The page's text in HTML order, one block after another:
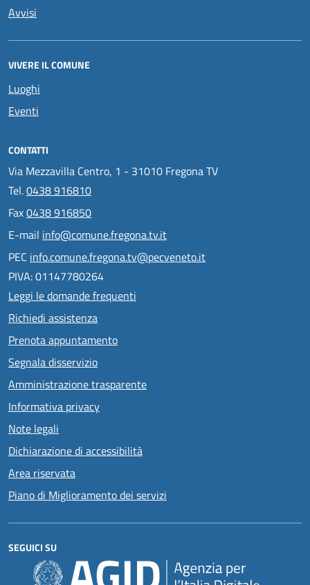
Avvisi
VIVERE IL COMUNE
Luoghi
Eventi
CONTATTI
Via Mezzavilla Centro, 1 - 31010 Fregona TV
Tel.0438 916810
Fax0438 916850
E-mail info@comune.fregona.tv.it
PEC info.comune.fregona.tv@pecveneto.it
PIVA: 01147780264
Leggi le domande frequenti
Richiedi assistenza
Prenota appuntamento
Segnala disservizio
Amministrazione trasparente
Informativa privacy
Note legali
Dichiarazione di accessibilità
Area riservata
Piano di Miglioramento dei servizi
SEGUICI SU